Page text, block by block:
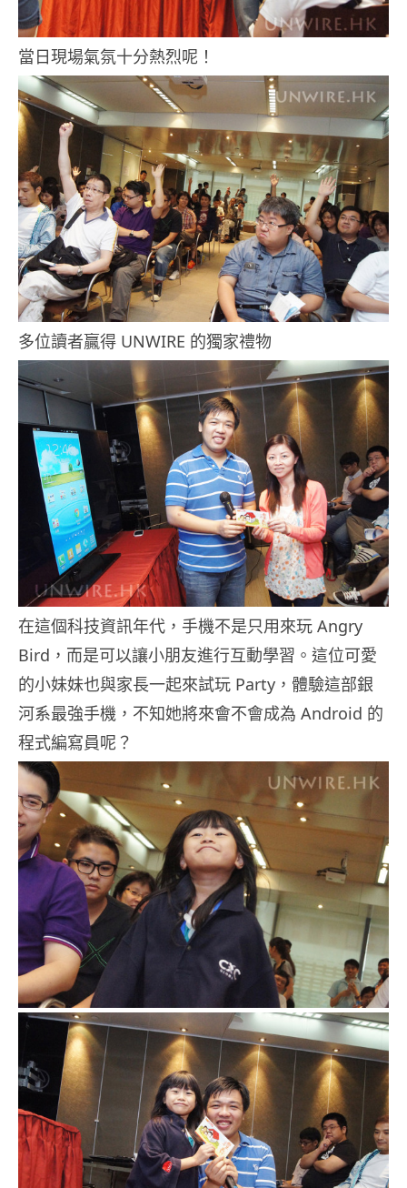
當日現場氣氛十分熱烈呢！
多位讀者贏得 UNWIRE 的獨家禮物
在這個科技資訊年代，手機不是只用來玩 Angry
Bird，而是可以讓小朋友進行互動學習。這位可愛
的小妹妹也與家長一起來試玩 Party，體驗這部銀
河系最強手機，不知她將來會不會成為 Android 的
程式編寫員呢？